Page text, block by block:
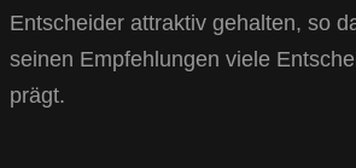
Entscheider attraktiv gehalten, so
seinen Empfehlungen viele
prägt.